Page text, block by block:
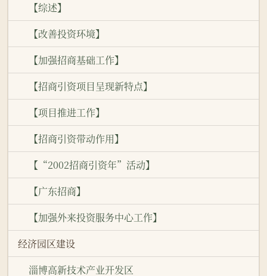
【综述】
【改善投资环境】
【加强招商基础工作】
【招商引资项目呈现新特点】
【项目推进工作】
【招商引资带动作用】
【“2002招商引资年”活动】
【广东招商】
【加强外来投资服务中心工作】
经济园区建设
淄博高新技术产业开发区